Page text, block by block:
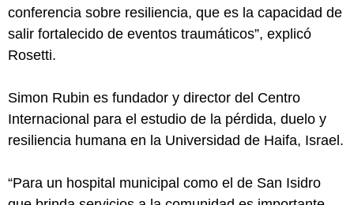
conferencia sobre resiliencia, que es la capacidad de
salir fortalecido de eventos traumáticos”, explicó
Rosetti.
Simon Rubin es fundador y director del Centro
Internacional para el estudio de la pérdida, duelo y
resiliencia humana en la Universidad de Haifa, Israel.
“Para un hospital municipal como el de San Isidro